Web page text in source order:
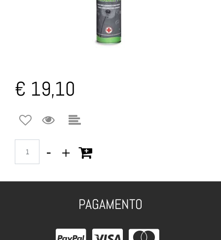
€ 19,10
PAGAMENTO